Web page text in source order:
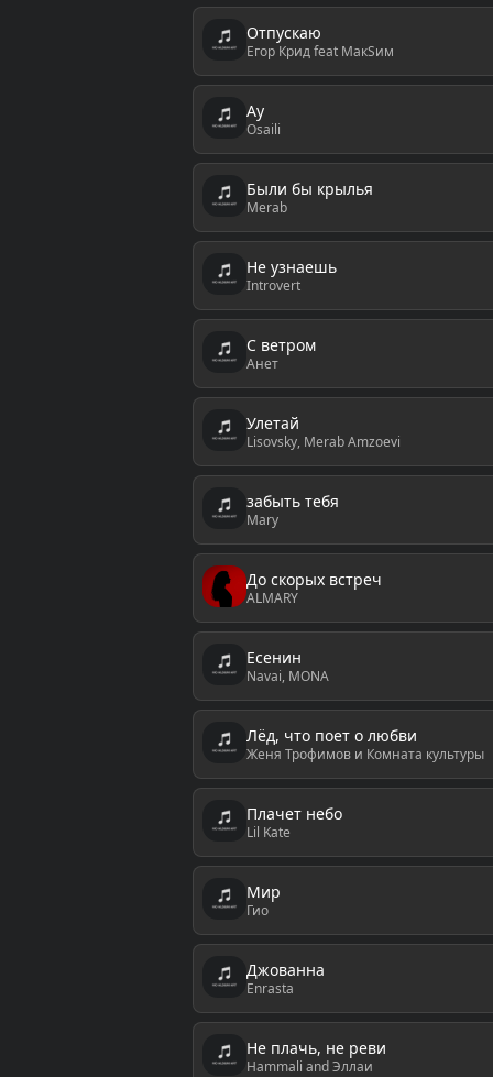
Отпускаю
Егор Крид feat МакSим
Ау
Osaili
Были бы крылья
Merab
Не узнаешь
Introvert
С ветром
Анет
Улетай
Lisovsky, Merab Amzoevi
забыть тебя
Mary
До скорых встреч
ALMARY
Есенин
Navai, MONA
Лёд, что поет о любви
Женя Трофимов и Комната культуры
Плачет небо
Lil Kate
Мир
Гио
Джованна
Enrasta
Не плачь, не реви
Hammali and Эллаи